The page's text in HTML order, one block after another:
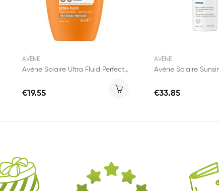
AVÈNE
Avène Solaire Ultra Fluid Perfecteur SPF50 50ml
€19.55
AVÈNE
€33.85